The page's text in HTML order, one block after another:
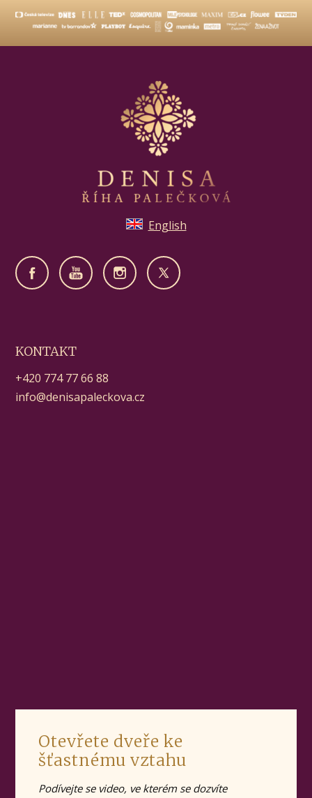
English
KONTAKT
+420 774 77 66 88
info@denisapaleckova.cz
Otevřete dveře ke
šťastnému vztahu
Podívejte se video, ve kterém se dozvíte